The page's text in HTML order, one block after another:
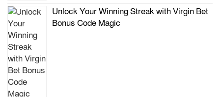
Unlock Your Winning Streak with Virgin Bet
Bonus Code Magic